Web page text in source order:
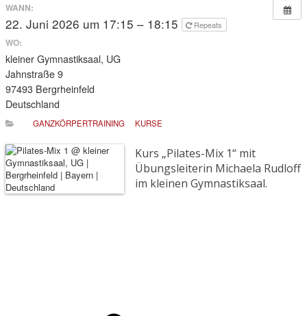
WANN:
22. Juni 2026 um 17:15 – 18:15 Repeats
WO:
kleiner Gymnastiksaal, UG
Jahnstraße 9
97493 Bergrheinfeld
Deutschland
GANZKÖRPERTRAINING KURSE
Kurs „Pilates-Mix 1“ mit
Übungsleiterin Michaela Rudloff
im kleinen Gymnastiksaal.